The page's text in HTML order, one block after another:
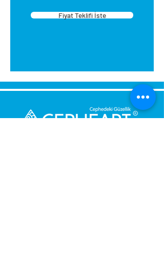
Fiyat Teklifi İste